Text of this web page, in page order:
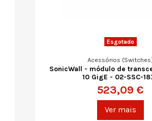
Esgotado
Acessórios
SonicWall - módulo de
10 GigE - 02-SSC-
523,09 €
Ver mais